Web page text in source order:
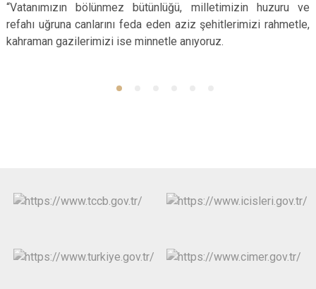
“Vatanımızın bölünmez bütünlüğü, milletimizin huzuru ve
refahı uğruna canlarını feda eden aziz şehitlerimizi rahmetle,
kahraman gazilerimizi ise minnetle anıyoruz.